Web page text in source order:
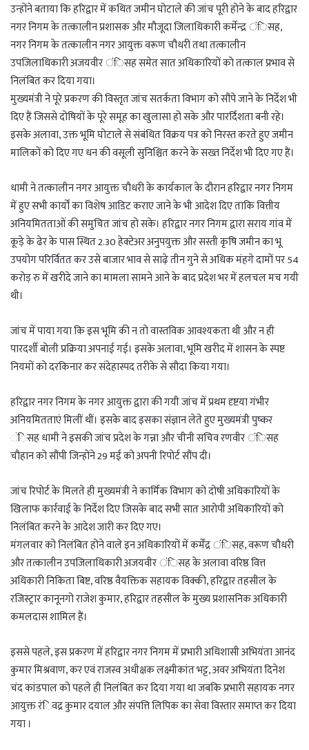
उन्होंने बताया कि हरिद्वार में कथित जमीन घोटाले की जांच पूरी होने के बाद हरिद्वार
नगर निगम के तत्कालीन प्रशासक और मौजूदा जिलाधिकारी कर्मेन्द्र ंिसह,
नगर निगम के तत्कालीन नगर आयुक्त वरूण चौधरी तथा तत्कालीन
उपजिलाधिकारी अजयवीर ंिसह समेत सात अधिकारियों को तत्काल प्रभाव से
निलंबित कर दिया गया।
मुख्यमंत्री ने पूरे प्रकरण की विस्तृत जांच सतर्कता विभाग को सौंपे जाने के निर्देश भी
दिए हैं जिससे दोषियों के पूरे समूह का खुलासा हो सके और पारर्दिशता बनी रहे।
इसके अलावा, उक्त भूमि घोटाले से संबंधित विक्रय पत्र को निरस्त करते हुए जमीन
मालिकों को दिए गए धन की वसूली सुनिश्चित करने के सख्त निर्देश भी दिए गए हैं।
धामी ने तत्कालीन नगर आयुक्त चौधरी के कार्यकाल के दौरान हरिद्वार नगर निगम
में हुए सभी कार्यों का विशेष आडिट कराए जाने के भी आदेश दिए ताकि वित्तीय
अनियमितताओं की समुचित जांच हो सके। हरिद्वार नगर निगम द्वारा सराय गांव में
कूड़े के ढेर के पास स्थित 2.30 हेक्टेअर अनुपयुक्त और सस्ती कृषि जमीन का भू
उपयोग परिर्वितत कर उसे बाजार भाव से साढ़े तीन गुने से अधिक मंहगे दामों पर 54
करोड़ रु में खरीदे जाने का मामला सामने आने के बाद प्रदेश भर में हलचल मच गयी
थी।
जांच में पाया गया कि इस भूमि की न तो वास्तविक आवश्यकता थी और न ही
पारदर्शी बोली प्रक्रिया अपनाई गई। इसके अलावा, भूमि खरीद में शासन के स्पष्ट
नियमों को दरकिनार कर संदेहास्पद तरीके से सौदा किया गया।
हरिद्वार नगर निगम के नगर आयुक्त द्वारा की गयी जांच में प्रथम दृष्टया गंभीर
अनियमितताएं मिलीं थीं। इसके बाद इसका संज्ञान लेते हुए मुख्यमंत्री पुष्कर
ंिसह धामी ने इसकी जांच प्रदेश के गन्ना और चीनी सचिव रणवीर ंिसह
चौहान को सौंपी जिन्होंने 29 मई को अपनी रिपोर्ट सौंप दी।
जांच रिपोर्ट के मिलते ही मुख्यमंत्री ने कार्मिक विभाग को दोषी अधिकारियों के
खिलाफ कार्रवाई के निर्देश दिए जिसके बाद सभी सात आरोपी अधिकारियों को
निलंबित करने के आदेश जारी कर दिए गए।
मंगलवार को निलंबित होने वाले इन अधिकारियों में कर्मेंद्र ंिसह, वरूण चौधरी
और तत्कालीन उपजिलाधिकारी अजयवीर ंिसह के अलावा वरिष्ठ वित्त
अधिकारी निकिता बिष्ट, वरिष्ठ वैयक्तिक सहायक विक्की, हरिद्वार तहसील के
रजिस्ट्रार कानूनगो राजेश कुमार, हरिद्वार तहसील के मुख्य प्रशासनिक अधिकारी
कमलदास शामिल हैं।
इससे पहले, इस प्रकरण में हरिद्वार नगर निगम में प्रभारी अधिशासी अभियंता आनंद
कुमार मिश्रवाण, कर एवं राजस्व अधीक्षक लक्ष्मीकांत भट्ट, अवर अभियंता दिनेश
चंद कांडपाल को पहले ही निलंबित कर दिया गया था जबकि प्रभारी सहायक नगर
आयुक्त रंिवद्र कुमार दयाल और संपत्ति लिपिक का सेवा विस्तार समाप्त कर दिया
गया ।